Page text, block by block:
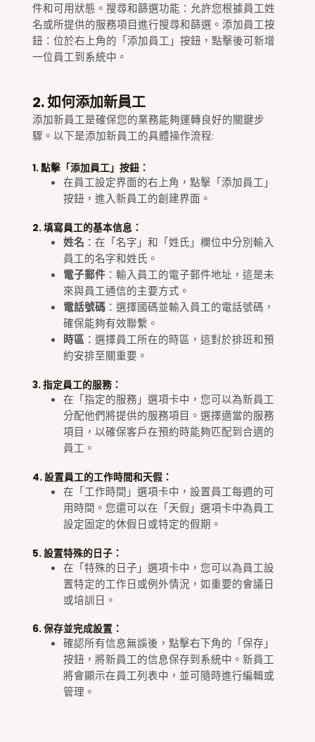
件和可用狀態。搜尋和篩選功能：允許您根據員工姓
名或所提供的服務項目進行搜尋和篩選。添加員工按
鈕：位於右上角的「添加員工」按鈕，點擊後可新增
一位員工到系統中。
2. 如何添加新員工
添加新員工是確保您的業務能夠運轉良好的關鍵步
驟。以下是添加新員工的具體操作流程:
1. 點擊「添加員工」按鈕：
在員工設定界面的右上角，點擊「添加員工」
按鈕，進入新員工的創建界面。
2. 填寫員工的基本信息：
姓名 ：在「名字」和「姓氏」欄位中分別輸入
員工的名字和姓氏。
電子郵件：輸入員工的電子郵件地址，這是未
來與員工通信的主要方式。
電話號碼：選擇國碼並輸入員工的電話號碼，
確保能夠有效聯繫。
時區 ：選擇員工所在的時區，這對於排班和預
約安排至關重要。
3. 指定員工的服務：
在「指定的服務」選項卡中，您可以為新員工
分配他們將提供的服務項目。選擇適當的服務
項目，以確保客戶在預約時能夠匹配到合適的
員工。
4. 設置員工的工作時間和天假：
在「工作時間」選項卡中，設置員工每週的可
用時間。您還可以在「天假」選項卡中為員工
設定固定的休假日或特定的假期。
5. 設置特殊的日子：
在「特殊的日子」選項卡中，您可以為員工設
置特定的工作日或例外情況，如重要的會議日
或培訓日。
6. 保存並完成設置：
確認所有信息無誤後，點擊右下角的「保存」
按鈕，將新員工的信息保存到系統中。新員工
將會顯示在員工列表中，並可隨時進行編輯或
管理。